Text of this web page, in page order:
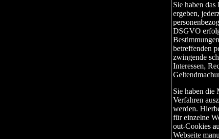
Sie haben
ergeben,
DSGVO
betreffenden
zwingende
Interessen,
Sie haben die
Verfahren
werden.
für einzelne
out-Cookies
Webseite